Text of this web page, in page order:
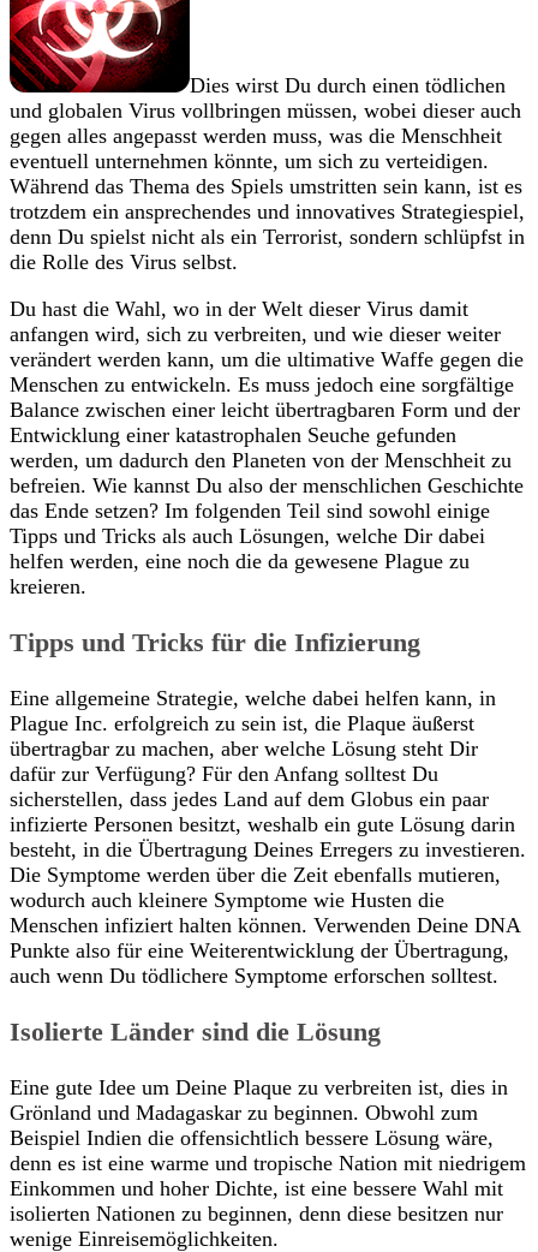
Dies wirst Du durch einen tödlichen
und globalen Virus vollbringen müssen, wobei dieser auch
gegen alles angepasst werden muss, was die Menschheit
eventuell unternehmen könnte, um sich zu verteidigen.
Während das Thema des Spiels umstritten sein kann, ist es
trotzdem ein ansprechendes und innovatives Strategiespiel,
denn Du spielst nicht als ein Terrorist, sondern schlüpfst in
die Rolle des Virus selbst.
Du hast die Wahl, wo in der Welt dieser Virus damit
anfangen wird, sich zu verbreiten, und wie dieser weiter
verändert werden kann, um die ultimative Waffe gegen die
Menschen zu entwickeln. Es muss jedoch eine sorgfältige
Balance zwischen einer leicht übertragbaren Form und der
Entwicklung einer katastrophalen Seuche gefunden
werden, um dadurch den Planeten von der Menschheit zu
befreien. Wie kannst Du also der menschlichen Geschichte
das Ende setzen? Im folgenden Teil sind sowohl einige
Tipps und Tricks als auch Lösungen, welche Dir dabei
helfen werden, eine noch die da gewesene Plague zu
kreieren.
Tipps und Tricks für die Infizierung
Eine allgemeine Strategie, welche dabei helfen kann, in
Plague Inc. erfolgreich zu sein ist, die Plaque äußerst
übertragbar zu machen, aber welche Lösung steht Dir
dafür zur Verfügung? Für den Anfang solltest Du
sicherstellen, dass jedes Land auf dem Globus ein paar
infizierte Personen besitzt, weshalb ein gute Lösung darin
besteht, in die Übertragung Deines Erregers zu investieren.
Die Symptome werden über die Zeit ebenfalls mutieren,
wodurch auch kleinere Symptome wie Husten die
Menschen infiziert halten können. Verwenden Deine DNA
Punkte also für eine Weiterentwicklung der Übertragung,
auch wenn Du tödlichere Symptome erforschen solltest.
Isolierte Länder sind die Lösung
Eine gute Idee um Deine Plaque zu verbreiten ist, dies in
Grönland und Madagaskar zu beginnen. Obwohl zum
Beispiel Indien die offensichtlich bessere Lösung wäre,
denn es ist eine warme und tropische Nation mit niedrigem
Einkommen und hoher Dichte, ist eine bessere Wahl mit
isolierten Nationen zu beginnen, denn diese besitzen nur
wenige Einreisemöglichkeiten.